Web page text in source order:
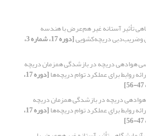
تأثیر آستانه غیر هم‌عرض با هندسه
وضریب‌دبی دریچه‌کشویی [دوره 17، شماره 3،
هوادهی دریچه در بازشدگی همزمان دریچه
روابط برای عملکرد توام دریچه‌ها [دوره 17،
دریچه در بازشدگی همزمان دریچه
روابط برای عملکرد توام دریچه‌ها [دوره 17،